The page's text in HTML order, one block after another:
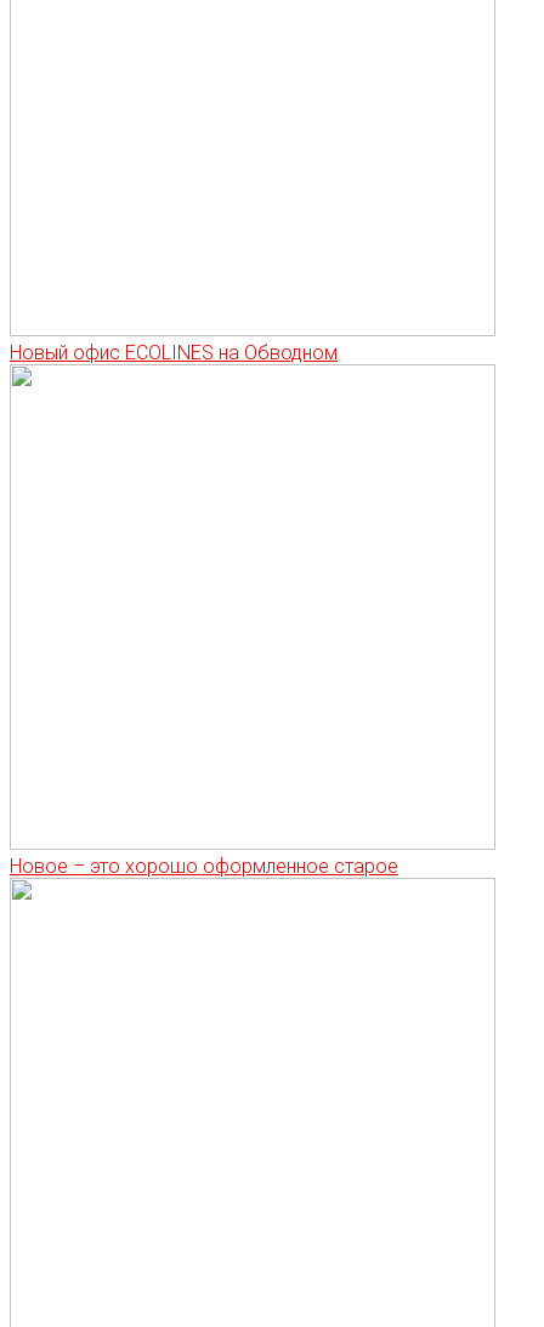
Новый офис ECOLINES на Обводном
Новое – это хорошо оформленное старое